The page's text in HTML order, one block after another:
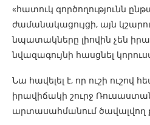
«հատուկ գործողությունն
ժամանակացույցի, այն
նպատակները լիովին չեն
նվազագույնի հասցնել
Նա հավելել է, որ ուշի ուշով
իրավիճակի շուրջ
արտասահմանում ծավալվող